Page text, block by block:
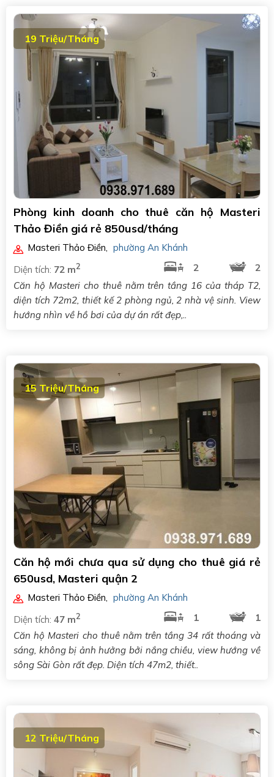
19 Triệu/Tháng
Phòng kinh doanh cho thuê căn hộ Masteri
Thảo Điền giá rẻ 850usd/tháng
Masteri Thảo Điền, phường An Khánh
Diện tích: 72 m2 2
2
Căn hộ Masteri cho thuê nằm trên tầng 16 của tháp T2,
diện tích 72m2, thiết kế 2 phòng ngủ, 2 nhà vệ sinh. View
hướng nhìn về hồ bơi của dự án rất đẹp,..
15 Triệu/Tháng
Căn hộ mới chưa qua sử dụng cho thuê giá rẻ
650usd, Masteri quận 2
Masteri Thảo Điền
phường An Khánh
Diện tích: 47 m2 1
1
Căn hộ Masteri cho thuê nằm trên tầng 34 rất thoáng và
sáng, không bị ảnh hưởng bởi nắng chiều, view hướng về
sông Sài Gòn rất đẹp. Diện tích 47m2, thiết..
12 Triệu/Tháng